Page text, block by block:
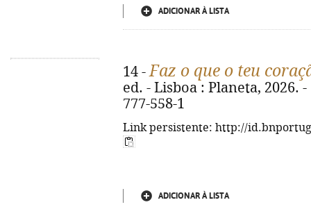
ADICIONAR À LISTA
14 -Faz o que o teu
ed. - Lisboa : Planeta, 2026.
777-558-1
Link persistente: http://
ADICIONAR À LISTA